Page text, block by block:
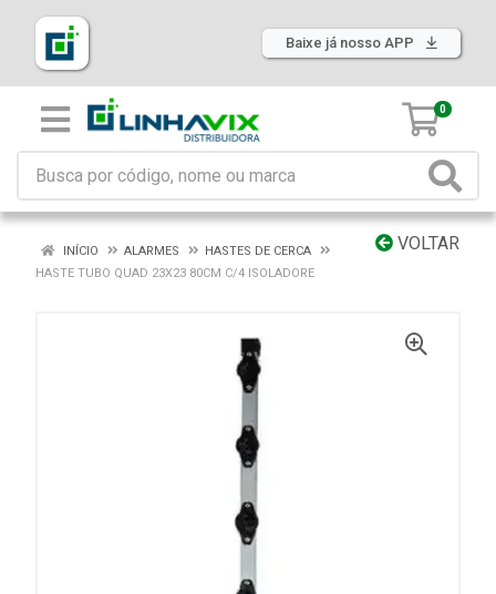
Baixe já nosso APP
0
VOLTAR
INÍCIO ALARMES
HASTES DE CERCA
HASTE TUBO QUAD 23X23 80CM C/4 ISOLADORE